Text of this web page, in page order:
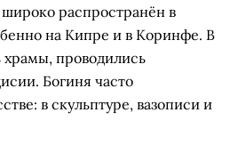
распространён в
на Кипре и в Коринфе. В
храмы, проводились
Богиня часто
в скульптуре, вазописи и